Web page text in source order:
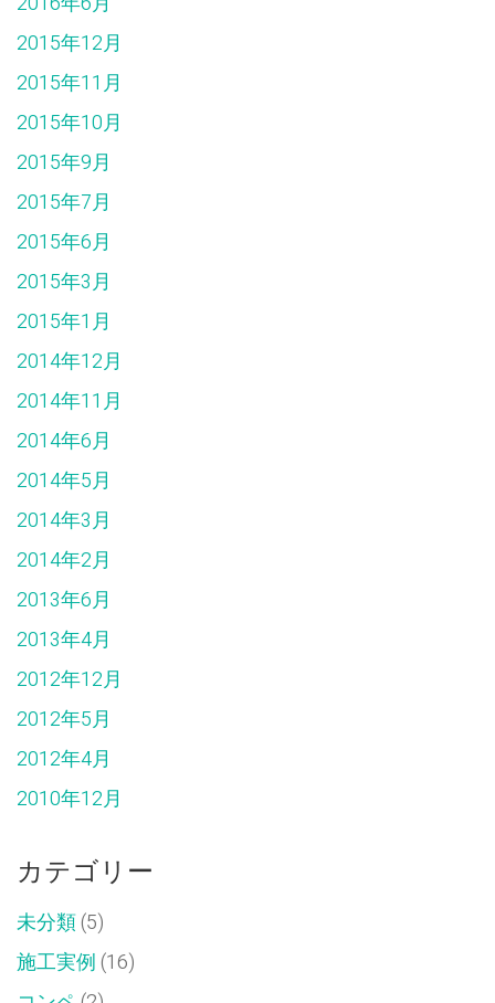
2015年12月
2015年11月
2015年10月
2015年9月
2015年7月
2015年6月
2015年3月
2015年1月
2014年12月
2014年11月
2014年6月
2014年5月
2014年3月
2014年2月
2013年6月
2013年4月
2012年12月
2012年5月
2012年4月
2010年12月
カテゴリー
未分類(5)
施工実例(16)